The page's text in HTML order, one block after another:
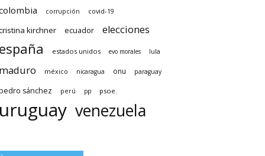
corrupción covid-19
kirchner ecuador elecciones
estados unidos evo morales lula
méxico nicaragua onu paraguay
sánchez perú pp psoe.
venezuela